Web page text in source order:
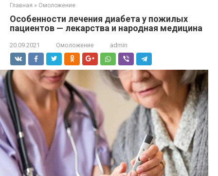
Главная » Омоложение
Особенности лечения диабета у пожилых
пациентов — лекарства и народная медицина
20.09.2021 Омоложение admin